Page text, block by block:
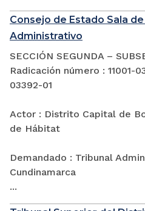
Consejo de Estado Sala
Administrativo
SECCIÓN SEGUNDA –
Radicación número : 11001-
03392-01
Actor : Distrito Capital de
de Hábitat
Demandado : Tribunal
Cundinamarca
...